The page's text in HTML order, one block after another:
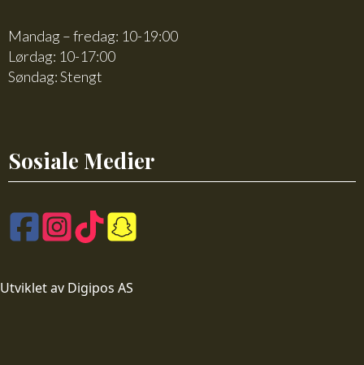
Mandag – fredag: 10-19:00
Lørdag: 10-17:00
Søndag: Stengt
Sosiale Medier
Utviklet av Digipos AS